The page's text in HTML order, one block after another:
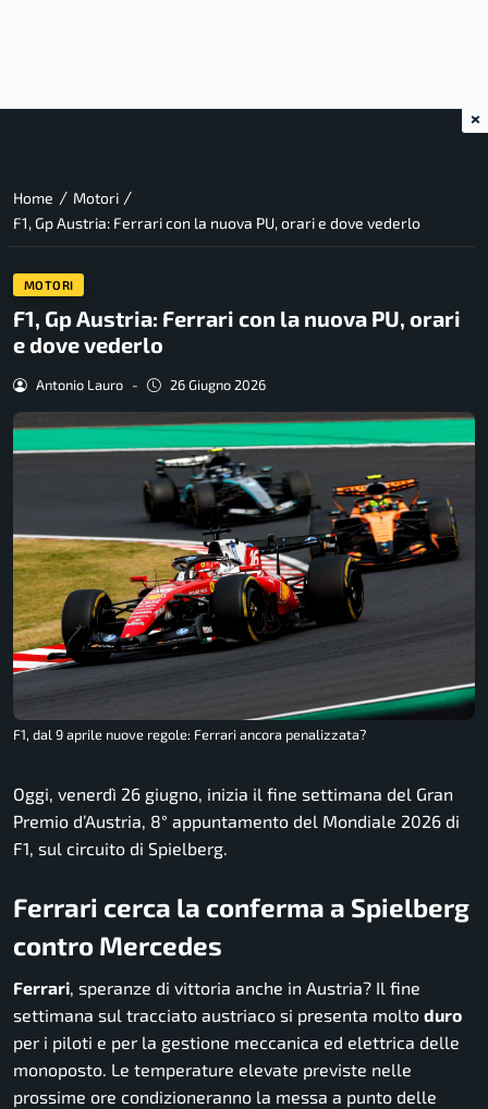
Home / Motori /
F1, Gp Austria: Ferrari con la nuova PU, orari e dove vederlo
MOTORI
F1, Gp Austria: Ferrari con la nuova PU, orari
e dove vederlo
Antonio Lauro - 26 Giugno 2026
F1, dal 9 aprile nuove regole: Ferrari ancora penalizzata?
Oggi, venerdì 26 giugno, inizia il fine settimana del Gran
Premio d’Austria, 8° appuntamento del Mondiale 2026 di
F1, sul circuito di Spielberg.
Ferrari cerca la conferma a Spielberg
contro Mercedes
Ferrari, speranze di vittoria anche in Austria? Il fine
settimana sul tracciato austriaco si presenta molto duro
per i piloti e per la gestione meccanica ed elettrica delle
monoposto. Le temperature elevate previste nelle
prossime ore condizioneranno la messa a punto delle
×